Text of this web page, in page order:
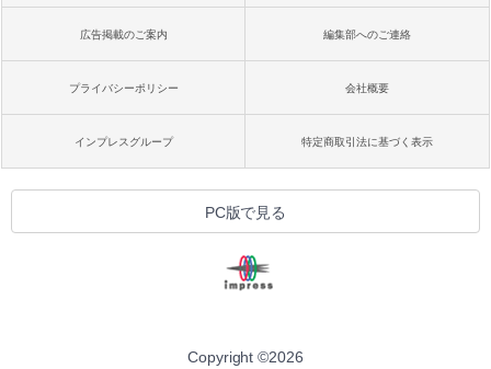
広告掲載のご案内 編集部へのご連絡
プライバシーポリシー 会社概要
インプレスグループ 特定商取引法に基づく表示
PC版で見る
Copyright ©2026